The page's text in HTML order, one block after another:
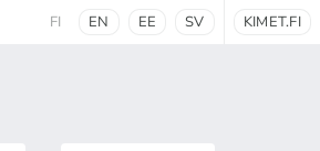
FI EN EE SV KIMET.FI